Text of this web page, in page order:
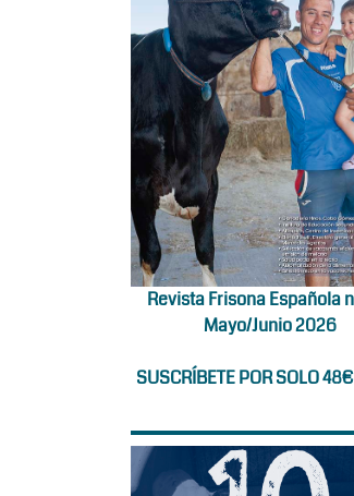
Revista Frisona Española
Mayo/Junio 2026
SUSCRÍBETE POR SOLO